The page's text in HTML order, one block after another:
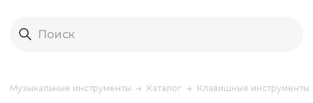
Музыкальные инструменты Каталог Клавишные инструменты